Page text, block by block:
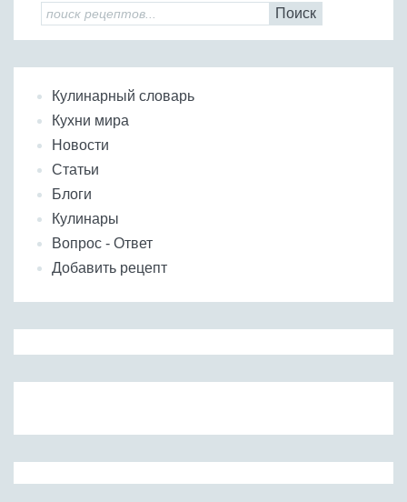
Поиск
Кулинарный словарь
Кухни мира
Новости
Статьи
Блоги
Кулинары
Вопрос - Ответ
Добавить рецепт